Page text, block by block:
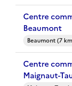
Centre communal d'action sociale (CCAS) -
Beaumont
Beaumont (7
Centre communal d'action sociale (CCAS) -
Maignaut-